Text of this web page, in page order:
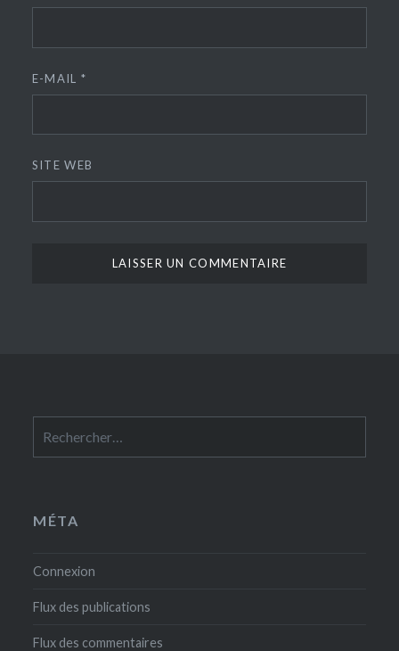
E-MAIL *
SITE WEB
MÉTA
Connexion
Flux des publications
Flux des commentaires